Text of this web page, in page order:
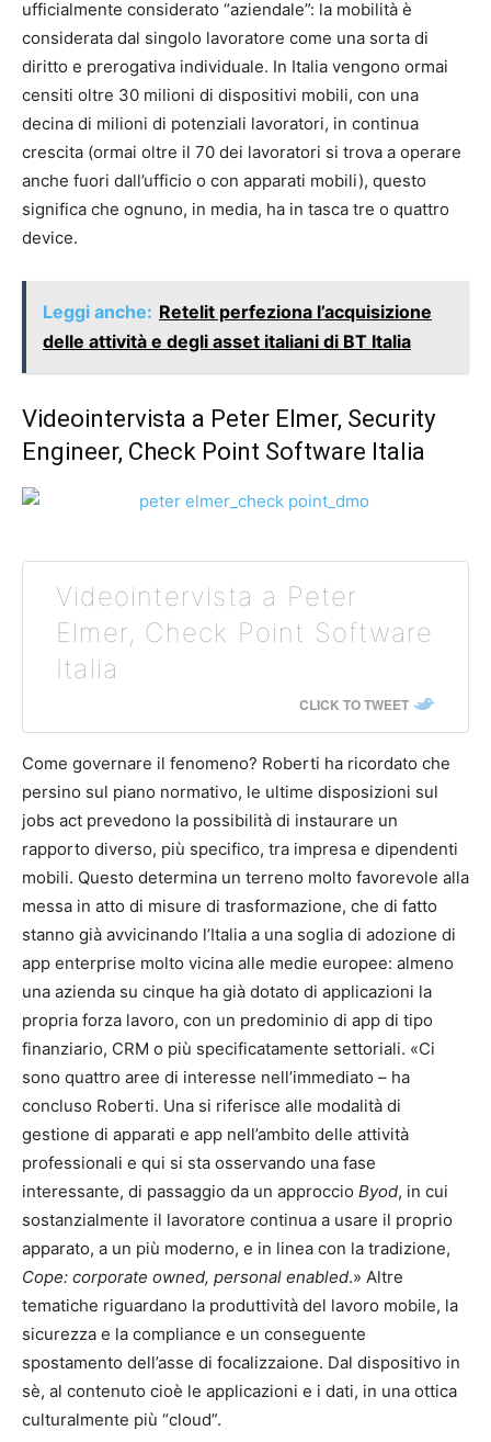
ufficialmente considerato “aziendale”: la mobilità è
considerata dal singolo lavoratore come una sorta di
diritto e prerogativa individuale. In Italia vengono ormai
censiti oltre 30 milioni di dispositivi mobili, con una
decina di milioni di potenziali lavoratori, in continua
crescita (ormai oltre il 70 dei lavoratori si trova a operare
anche fuori dall’ufficio o con apparati mobili), questo
significa che ognuno, in media, ha in tasca tre o quattro
device.
Leggi anche: Retelit perfeziona l’acquisizione
delle attività e degli asset italiani di BT Italia
Videointervista a Peter Elmer, Security
Engineer, Check Point Software Italia
Videointervista a Peter
Elmer, Check Point Software
Italia
CLICK TO TWEET
Come governare il fenomeno? Roberti ha ricordato che
persino sul piano normativo, le ultime disposizioni sul
jobs act prevedono la possibilità di instaurare un
rapporto diverso, più specifico, tra impresa e dipendenti
mobili. Questo determina un terreno molto favorevole alla
messa in atto di misure di trasformazione, che di fatto
stanno già avvicinando l’Italia a una soglia di adozione di
app enterprise molto vicina alle medie europee: almeno
una azienda su cinque ha già dotato di applicazioni la
propria forza lavoro, con un predominio di app di tipo
finanziario, CRM o più specificatamente settoriali. «Ci
sono quattro aree di interesse nell’immediato – ha
concluso Roberti. Una si riferisce alle modalità di
gestione di apparati e app nell’ambito delle attività
professionali e qui si sta osservando una fase
interessante, di passaggio da un approccio Byod, in cui
sostanzialmente il lavoratore continua a usare il proprio
apparato, a un più moderno, e in linea con la tradizione,
Cope: corporate owned, personal enabled.» Altre
tematiche riguardano la produttività del lavoro mobile, la
sicurezza e la compliance e un conseguente
spostamento dell’asse di focalizzaione. Dal dispositivo in
sè, al contenuto cioè le applicazioni e i dati, in una ottica
culturalmente più “cloud”.